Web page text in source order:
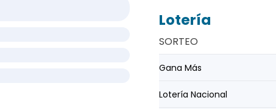
Lotería
SORTEO
Gana Más
Lotería Nacional